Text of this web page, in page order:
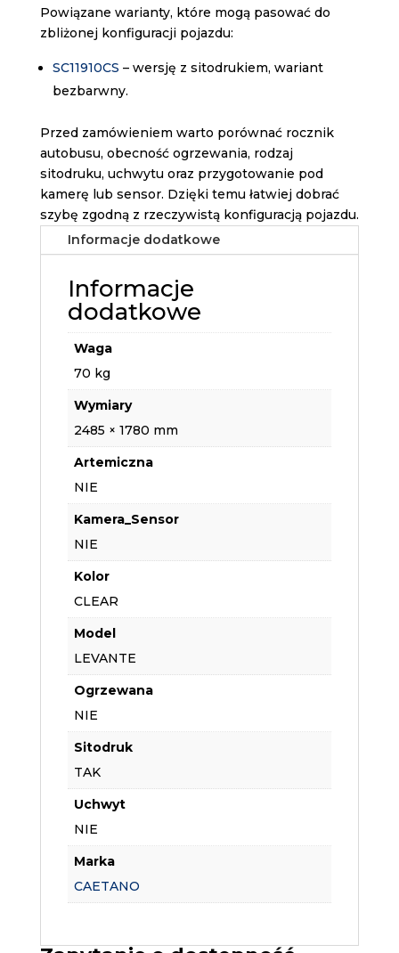
Powiązane warianty, które mogą pasować do
zbliżonej konfiguracji pojazdu:
SC11910CS – wersję z sitodrukiem, wariant
bezbarwny.
Przed zamówieniem warto porównać rocznik
autobusu, obecność ogrzewania, rodzaj
sitodruku, uchwytu oraz przygotowanie pod
kamerę lub sensor. Dzięki temu łatwiej dobrać
szybę zgodną z rzeczywistą konfiguracją pojazdu.
Informacje dodatkowe
Informacje
dodatkowe
Waga
70 kg
Wymiary
2485 × 1780 mm
Artemiczna
NIE
Kamera_Sensor
NIE
Kolor
CLEAR
Model
LEVANTE
Ogrzewana
NIE
Sitodruk
TAK
Uchwyt
NIE
Marka
CAETANO